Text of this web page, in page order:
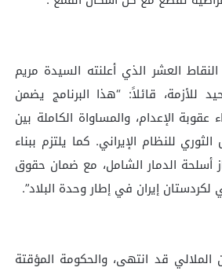
العشر الذي أعلنته السيدة مريم
للأزمة، قائلاً: “هذا البرنامج يضمن
عقوبة الإعدام، والمساواة الكاملة بين
للنظام الإيراني. كما يلتزم ببناء
أسلحة الدمار الشامل، مع ضمان حقوق
لكردستان إيران في إطار وحدة البلاد”.
قد انتهى، والحكومة المؤقتة